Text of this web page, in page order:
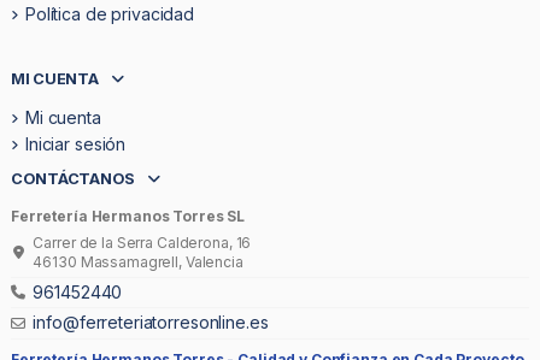
Política de privacidad
MI CUENTA
Mi cuenta
Iniciar sesión
CONTÁCTANOS
Ferretería Hermanos Torres SL
Carrer de la Serra Calderona, 16
46130 Massamagrell, Valencia
961452440
info@ferreteriatorresonline.es